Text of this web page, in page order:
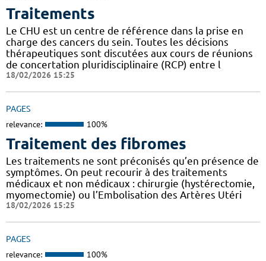
Traitements
Le CHU est un centre de référence dans la prise en
charge des cancers du sein. Toutes les décisions
thérapeutiques sont discutées aux cours de réunions
de concertation pluridisciplinaire (RCP) entre l
18/02/2026 15:25
PAGES
relevance: 100%
Traitement des fibromes
Les traitements ne sont préconisés qu’en présence de
symptômes. On peut recourir à des traitements
médicaux et non médicaux : chirurgie (hystérectomie,
myomectomie) ou l’Embolisation des Artères Utéri
18/02/2026 15:25
PAGES
relevance: 100%